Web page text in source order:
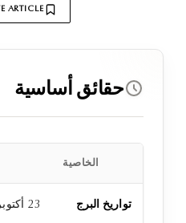
ARTICLE
حقائق أساسية
الخاصية
تواريخ البرج 23 أكتوبر - 21 نوفمبر